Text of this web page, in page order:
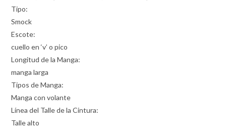
Tipo:
Smock
Escote:
cuello en ‘v’ o pico
Longitud de la Manga:
manga larga
Tipos de Manga:
Manga con volante
Línea del Talle de la Cintura:
Talle alto